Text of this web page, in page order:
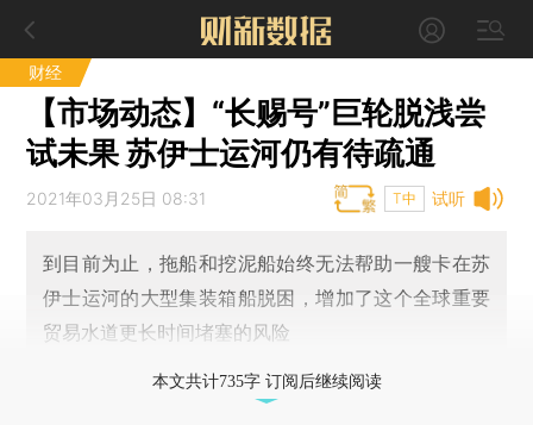
财经
【市场动态】“长赐号”巨轮脱浅尝
试未果 苏伊士运河仍有待疏通
试听
2021年03月25日 08:31 T中
到目前为止，拖船和挖泥船始终无法帮助一艘卡在苏
伊士运河的大型集装箱船脱困，增加了这个全球重要
贸易水道更长时间堵塞的风险
本文共计735字 订阅后继续阅读